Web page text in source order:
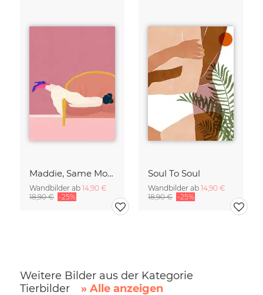
Maddie, Same Mood
Wandbilder ab 14,90 €
18,90 € -25%
Soul To Soul
Wandbilder ab 14,90 €
18,90 € -25%
Weitere Bilder aus der Kategorie
Tierbilder
» Alle anzeigen